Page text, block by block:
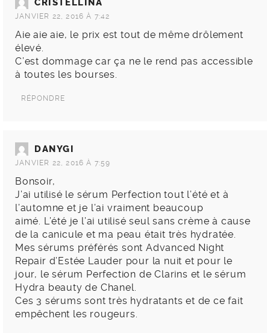
CRISTELLINA
JANVIER 22, 2016 À 7:42
Aie aie aie, le prix est tout de même drôlement
élevé.
C’est dommage car ça ne le rend pas accessible
à toutes les bourses.
RÉPONDRE
DANYGI
JANVIER 22, 2016 À 7:59
Bonsoir,
J’ai utilisé le sérum Perfection tout l’été et à
l’automne et je l’ai vraiment beaucoup
aimé. L’été je l’ai utilisé seul sans crème à cause
de la canicule et ma peau était très hydratée.
Mes sérums préférés sont Advanced Night
Repair d’Estée Lauder pour la nuit et pour le
jour, le sérum Perfection de Clarins et le sérum
Hydra beauty de Chanel.
Ces 3 sérums sont très hydratants et de ce fait
empêchent les rougeurs.